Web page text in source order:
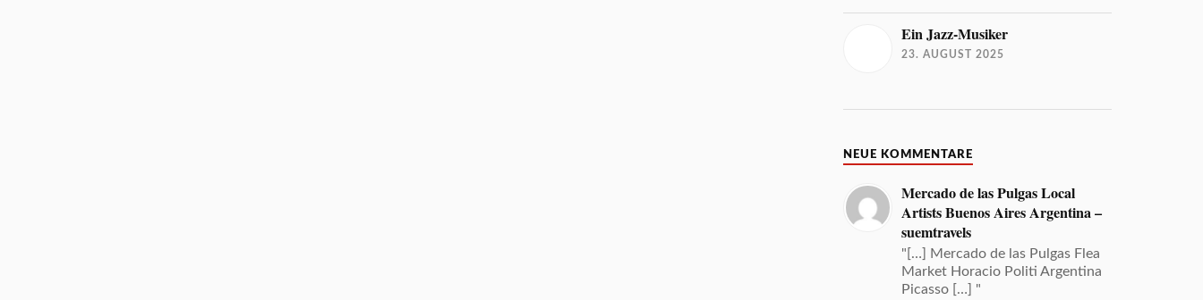
Ein Jazz-Musiker
23. AUGUST 2025
NEUE KOMMENTARE
Mercado de las Pulgas Local
Artists Buenos Aires Argentina –
suemtravels
"[…] Mercado de las Pulgas Flea
Market Horacio Politi Argentina
Picasso […] "